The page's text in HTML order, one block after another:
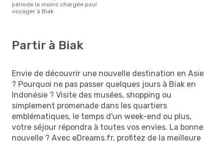
période la moins chargée pour
voyager à Biak
Partir à Biak
Envie de découvrir une nouvelle destination en Asie
? Pourquoi ne pas passer quelques jours à Biak en
Indonésie ? Visite des musées, shopping ou
simplement promenade dans les quartiers
emblématiques, le temps d'un week-end ou plus,
votre séjour répondra à toutes vos envies. La bonne
nouvelle ? Avec eDreams.fr, profitez de la meilleure